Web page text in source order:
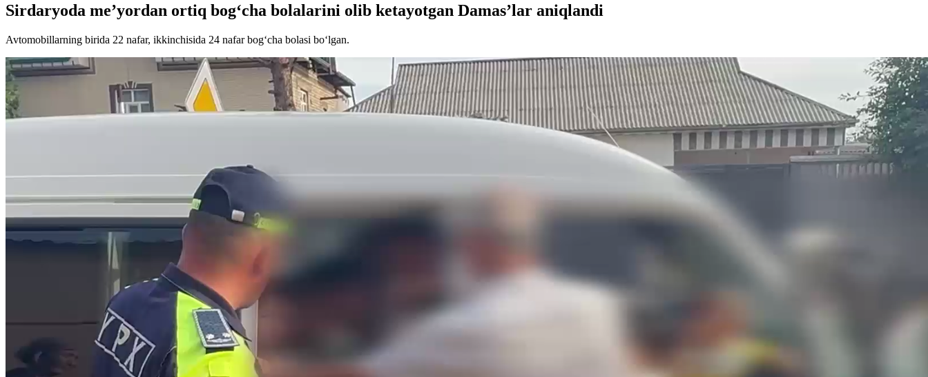
Sirdaryoda me’yordan ortiq bog‘cha bolalarini olib ketayotgan Damas’lar aniqlandi
Avtomobillarning birida 22 nafar, ikkinchisida 24 nafar bog‘cha bolasi bo‘lgan.